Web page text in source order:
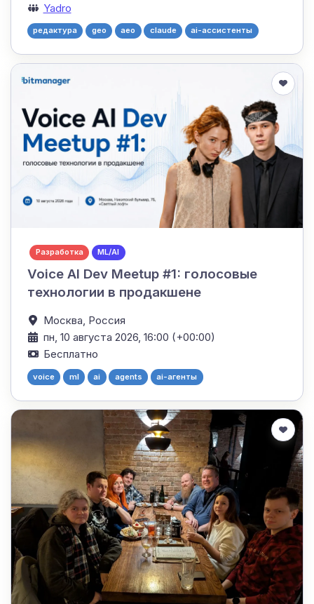
Yadro
редактура geo aeo claude ai-ассистенты
Разработка ML/AI
Voice AI Dev Meetup #1: голосовые
технологии в продакшене
Москва, Россия
пн, 10 августа 2026, 16:00 (+00:00)
Бесплатно
voice ml ai agents ai-агенты